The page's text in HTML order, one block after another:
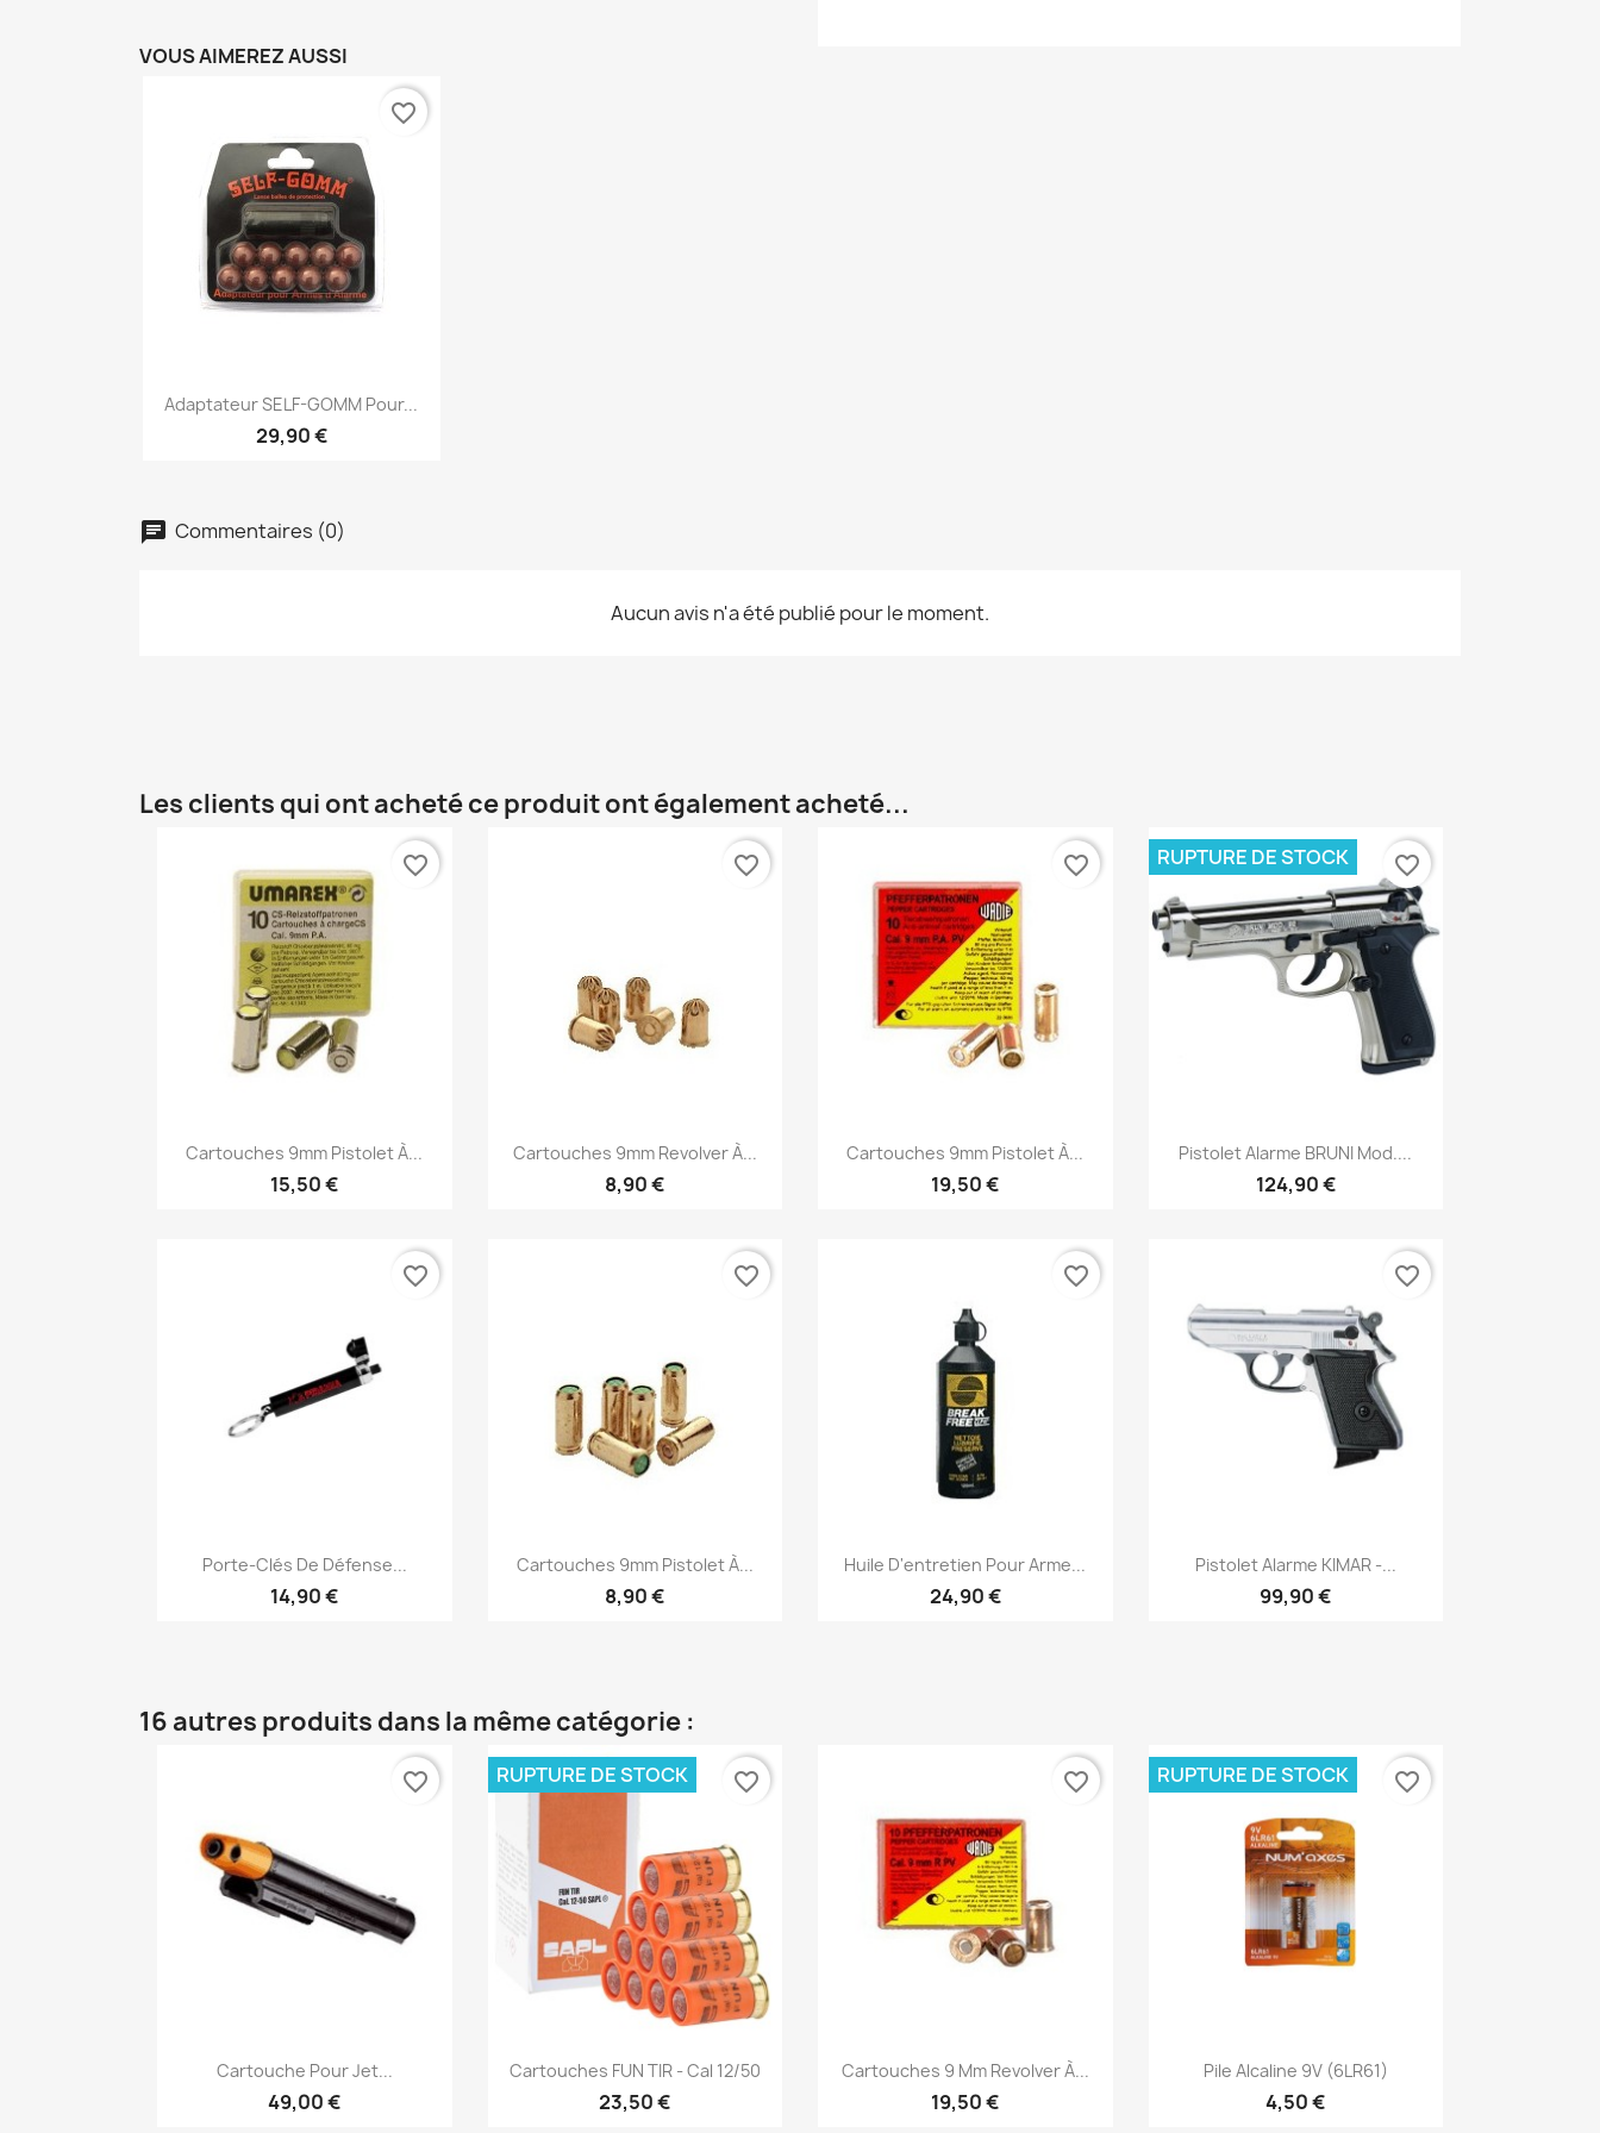
VOUS AIMEREZ AUSSI
Aperçu rapide
Adaptateur SELF-GOMM Pour...
29,90 €
favorite_border
Commentaires (0)
Aucun avis n'a été publié pour le moment.
Les clients qui ont acheté ce produit ont également acheté...
Aperçu rapide
Cartouches 9mm Pistolet À...
15,50 €
favorite_border
Aperçu rapide
Cartouches 9mm Revolver À...
8,90 €
favorite_border
Aperçu rapide
Cartouches 9mm Pistolet À...
19,50 €
favorite_border
 Aperçu rapide
Pistolet Alarme BRUNI Mod....
124,90 €
RUPTURE DE STOCK favorite_border
Aperçu rapide
Porte-Clés De Défense...
14,90 €
favorite_border
Aperçu rapide
Cartouches 9mm Pistolet À...
8,90 €
favorite_border
Aperçu rapide
Huile D'entretien Pour Arme...
24,90 €
favorite_border
Aperçu rapide
Pistolet Alarme KIMAR -...
99,90 €
favorite_border
16 autres produits dans la même catégorie :
Aperçu rapide
Cartouche Pour Jet...
49,00 €
favorite_border
Aperçu rapide
Cartouches FUN TIR - Cal 12/50
23,50 €
RUPTURE DE STOCK favorite_border
Aperçu rapide
Cartouches 9 Mm Revolver À...
19,50 €
favorite_border
Aperçu rapide
Pile Alcaline 9V (6LR61)
4,50 €
RUPTURE DE STOCK favorite_border